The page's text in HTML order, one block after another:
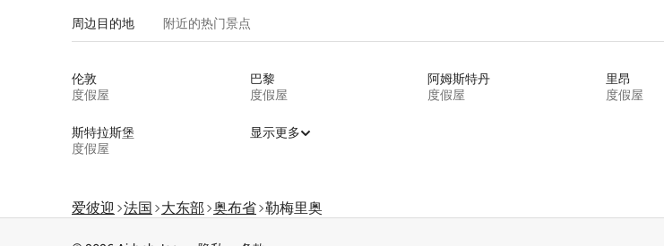
周边目的地 附近的热门景点
伦敦
度假屋
巴黎
度假屋
阿姆斯特丹
度假屋
里昂
度假屋
斯特拉斯堡
度假屋
显示更多
爱彼迎 法国 大东部 奥布省 勒梅里奥